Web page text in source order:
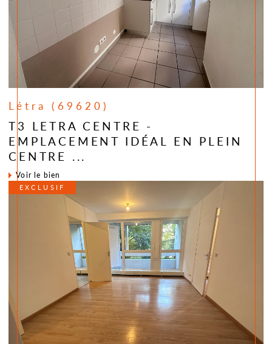
Létra (69620)
T3 LETRA CENTRE -
EMPLACEMENT IDÉAL EN PLEIN
CENTRE ...
voir le bien
EXCLUSIF